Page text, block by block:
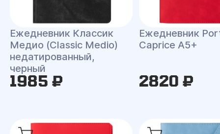
Ежедневник Классик
Медио (Classic Medio)
недатированный,
черный
1985 ₽
Ежедневник
Caprice A5+
2820 ₽